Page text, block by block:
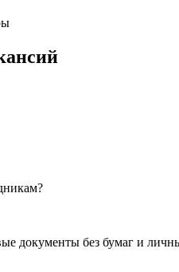
документы без бумаг и